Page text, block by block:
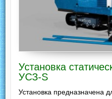
Установка
УСЗ-S
Установка предназначена